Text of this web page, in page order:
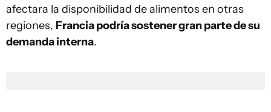
afectara la disponibilidad de alimentos en otras
regiones, Francia podría sostener gran parte de su
demanda interna.